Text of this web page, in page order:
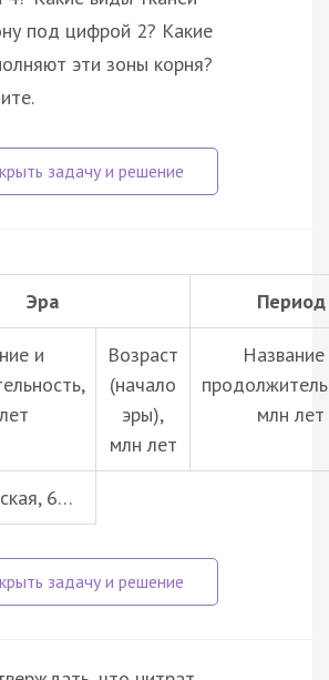
под цифрой 2? Какие
эти зоны корня?
Эра Период
и
Возраст
(начало
эры),
млн лет
Название
млн лет
6…